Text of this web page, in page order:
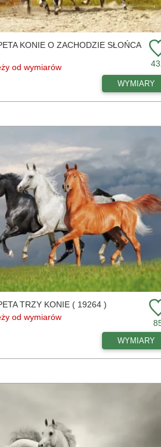
KONIE O ZACHODZIE SŁOŃCA
od wymiarów
WYMIARY
TRZY KONIE ( 19264 )
od wymiarów
WYMIARY